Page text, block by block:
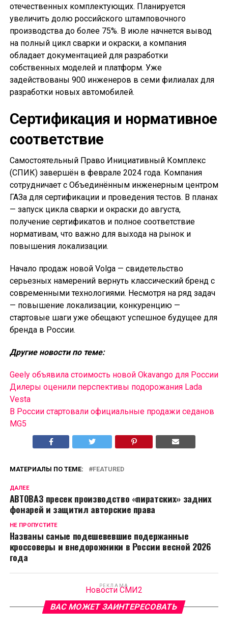
отечественных комплектующих. Планируется
увеличить долю российского штамповочного
производства до более 75%. В июле начнется вывод
на полный цикл сварки и окраски, а компания
обладает документацией для разработки
собственных моделей и платформ. Уже
задействованы 900 инженеров в семи филиалах для
разработки новых автомобилей.
Сертификация и нормативное
соответствие
Самостоятельный Право Инициативный Комплекс
(СПИК) завершён в феврале 2024 года. Компания
сотрудничает с Объединённым инженерным центром
ГАЗа для сертификации и проведения тестов. В планах
— запуск цикла сварки и окраски до августа,
получение сертификатов и полное соответствие
нормативам, что важно для выхода на рынок и
повышения локализации.
Начало продаж новой Volga — свидетельство
серьезных намерений вернуть классический бренд с
современными технологиями. Несмотря на ряд задач
— повышение локализации, конкуренцию —
стартовые шаги уже обещают успешное будущее для
бренда в России.
Другие новости по теме:
Geely объявила стоимость новой Okavango для России
Дилеры оценили перспективы подорожания Lada
Vesta
В России cтартовали официальные продажи седанов
MG5
МАТЕРИАЛЫ ПО ТЕМЕ: FEATURED
ДАЛЕЕ
АВТОВАЗ пресек производство «пиратских» задних
фонарей и защитил авторские права
НЕ ПРОПУСТИТЕ
Названы самые подешевевшие подержанные
кроссоверы и внедорожники в России весной 2026
года
РЕКЛАМА
Новости СМИ2
ВАС МОЖЕТ ЗАИНТЕРЕСОВАТЬ